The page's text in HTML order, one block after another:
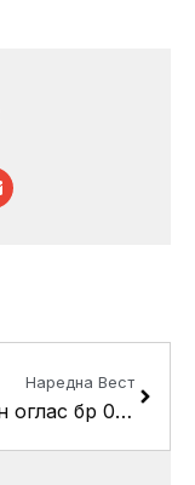
Наредна Вест
Интерен оглас бр 02/2023 Општина Кисела Вода